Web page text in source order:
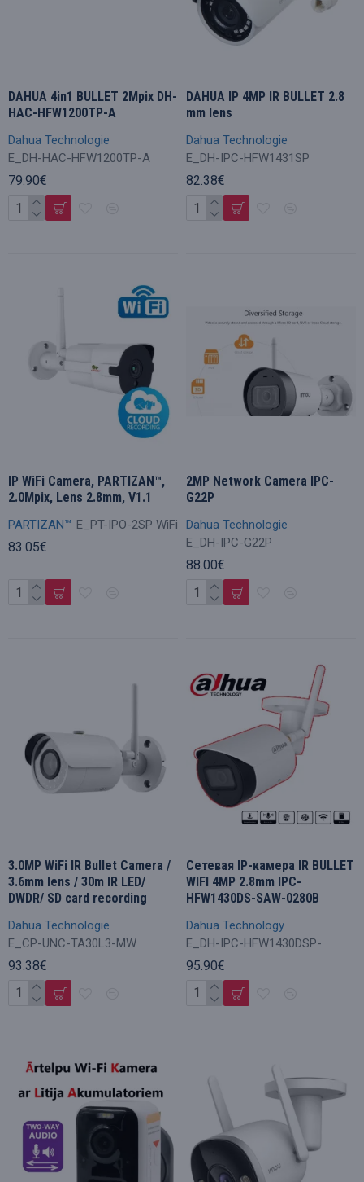
Dahua Technologie
E_DH-HAC-HFW1200TP-A
DAHUA 4in1 BULLET 2Mpix DH-
HAC-HFW1200TP-A
79.90€
Dahua Technologie
E_DH-IPC-HFW1431SP
DAHUA IP 4MP IR BULLET 2.8
mm lens
82.38€
PARTIZAN™ E_PT-IPO-2SP WiFi
IP WiFi Camera, PARTIZAN™,
2.0Mpix, Lens 2.8mm, V1.1
83.05€
Dahua Technologie
E_DH-IPC-G22P
2MP Network Camera IPC-
G22P
88.00€
Dahua Technologie
E_CP-UNC-TA30L3-MW
3.0MP WiFi IR Bullet Camera /
3.6mm lens / 30m IR LED/
DWDR/ SD card recording
93.38€
Dahua Technology
E_DH-IPC-HFW1430DSP-
Сетевая IP-камера IR BULLET
WIFI 4MP 2.8mm IPC-
HFW1430DS-SAW-0280B
95.90€